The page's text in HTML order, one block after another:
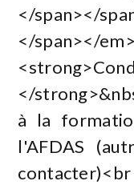
</span></
</
</
à la
l'AFDAS
contacter)<br